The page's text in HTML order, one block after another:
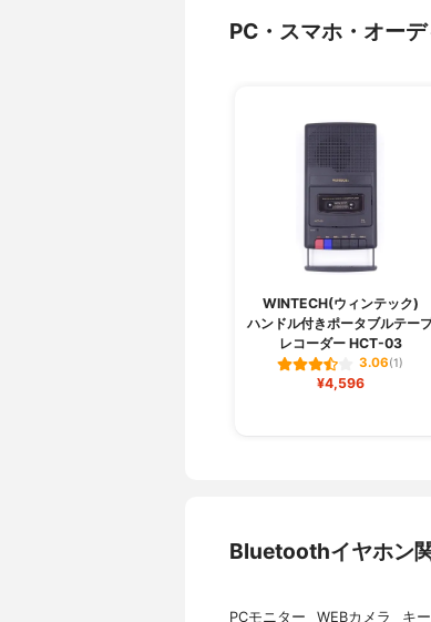
PC・スマホ・オー
WINTECH(ウィンテック)
ハンドル付きポータブルテー
レコーダー HCT-03
3.06(1)
¥4,596
Bluetoothイヤホン
PCモニター WEBカメラ キ